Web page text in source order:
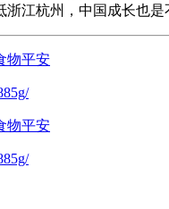
江杭州，中国成长也是
物平安
物平安